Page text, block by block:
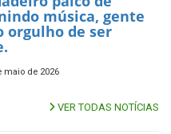
música, gente
orgulho de ser
maio de 2026
VER TODAS NOTÍCIAS